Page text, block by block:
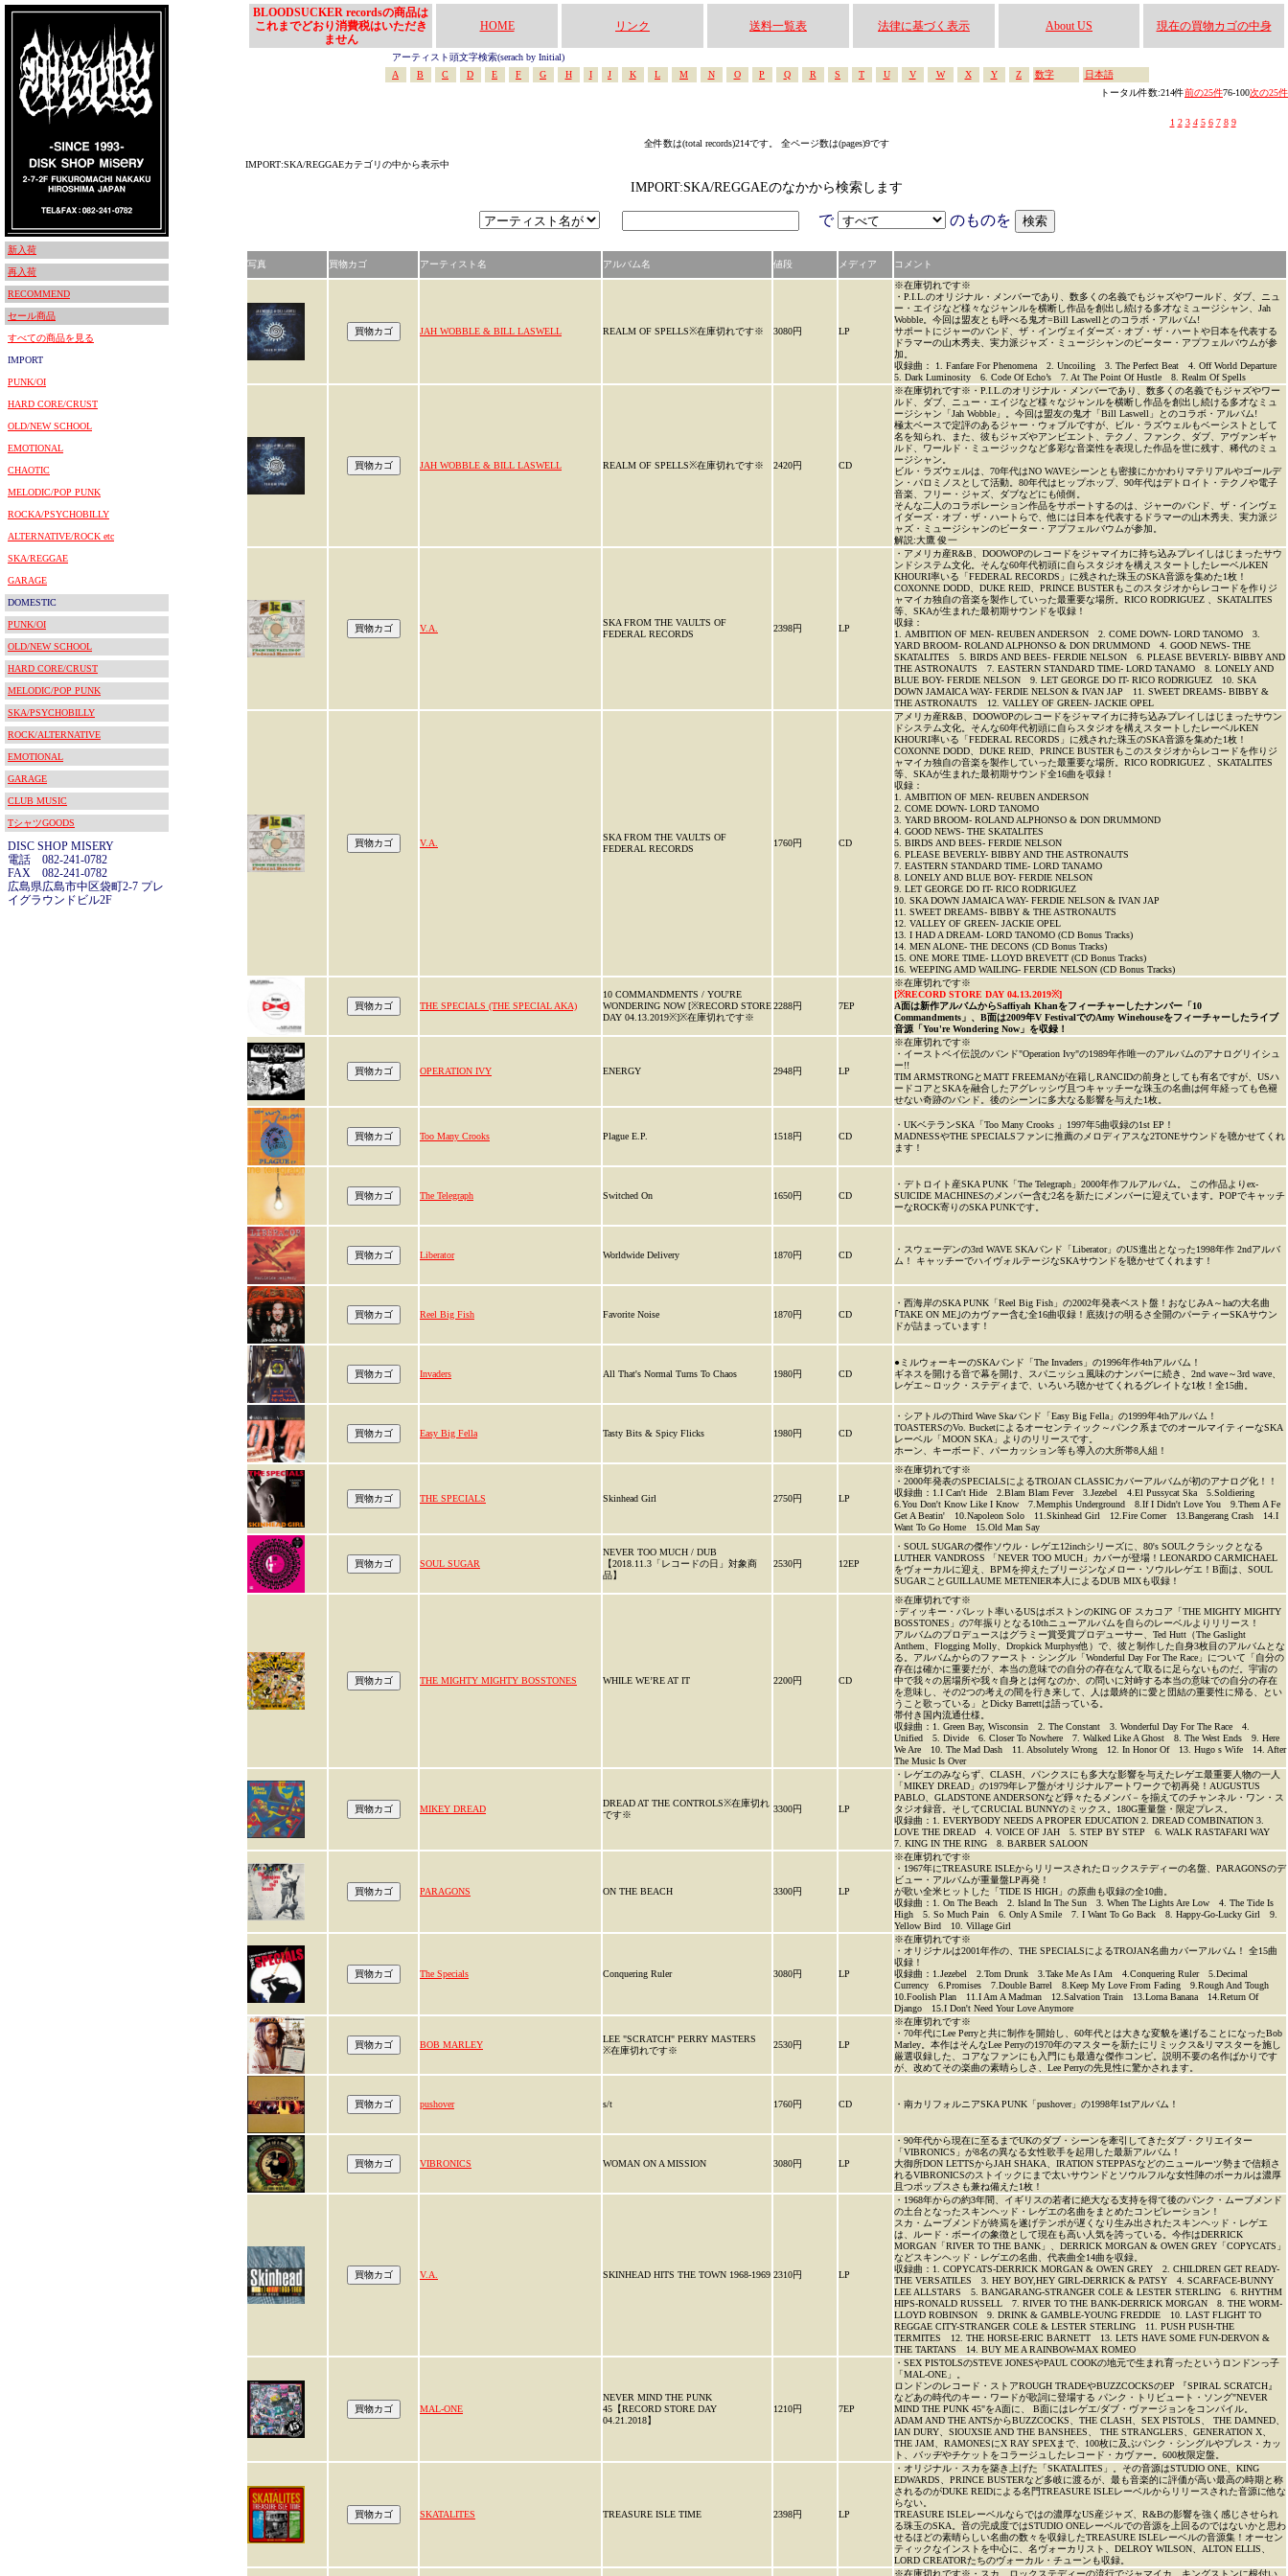
新入荷
再入荷
RECOMMEND
セール商品
すべての商品を見る
IMPORT
PUNK/OI
HARD CORE/CRUST
OLD/NEW SCHOOL
EMOTIONAL
CHAOTIC
MELODIC/POP PUNK
ROCKA/PSYCHOBILLY
ALTERNATIVE/ROCK etc
SKA/REGGAE
GARAGE
DOMESTIC
PUNK/OI
OLD/NEW SCHOOL
HARD CORE/CRUST
MELODIC/POP PUNK
SKA/PSYCHOBILLY
ROCK/ALTERNATIVE
EMOTIONAL
GARAGE
CLUB MUSIC
TシャツGOODS
DISC SHOP MISERY
電話 082-241-0782
FAX 082-241-0782
広島県広島市中区袋町2-7 プレ
イグラウンドビル2F
BLOODSUCKER recordsの商品は
これまでどおり消費税はいただき
ません
HOME リンク 送料一覧表 法律に基づく表示 About US 現在の買物カゴの中身
アーティスト頭文字検索(serach by Initial)
A
B C D E F G H I J K L M N O P Q R S T U V W X Y Z 数字
日本語
トータル件数:214件前の25件76-100次の25件
1 2 3 4 5 6 7 8 9
全件数は(total records)214です。 全ページ数は(pages)9です
IMPORT:SKA/REGGAEカテゴリの中から表示中
IMPORT:SKA/REGGAEのなかから検索します
で のものを
写真 買物カゴ アーティスト名 アルバム名 値段 メディア コメント
JAH WOBBLE & BILL LASWELL REALM OF SPELLS※在庫切れです※ 3080円 LP
※在庫切れです※
・P.I.L.のオリジナル・メンバーであり、数多くの名義でもジャズやワールド、ダブ、ニュ
ー・エイジなど様々なジャンルを横断し作品を創出し続ける多才なミュージシャン、Jah
Wobble。今回は盟友とも呼べる鬼才=Bill Laswellとのコラボ・アルバム!
サポートにジャーのバンド、ザ・インヴェイダーズ・オブ・ザ・ハートや日本を代表する
ドラマーの山木秀夫、実力派ジャズ・ミュージシャンのピーター・アプフェルバウムが参
加。
収録曲： 1. Fanfare For Phenomena 2. Uncoiling 3. The Perfect Beat 4. Off World Departure
5. Dark Luminosity 6. Code Of Echo’s 7. At The Point Of Hustle 8. Realm Of Spells
JAH WOBBLE & BILL LASWELL REALM OF SPELLS※在庫切れです※ 2420円 CD
※在庫切れです※・P.I.L.のオリジナル・メンバーであり、数多くの名義でもジャズやワー
ルド、ダブ、ニュー・エイジなど様々なジャンルを横断し作品を創出し続ける多才なミュ
ージシャン「Jah Wobble」。今回は盟友の鬼才「Bill Laswell」とのコラボ・アルバム!
極太ベースで定評のあるジャー・ウォブルですが、ビル・ラズウェルもベーシストとして
名を知られ、また、彼もジャズやアンビエント、テクノ、ファンク、ダブ、アヴァンギャ
ルド、ワールド・ミュージックなど多彩な音楽性を表現した作品を世に残す、稀代のミュ
ージシャン。
ビル・ラズウェルは、70年代はNO WAVEシーンとも密接にかかわりマテリアルやゴールデ
ン・パロミノスとして活動。80年代はヒップホップ、90年代はデトロイト・テクノや電子
音楽、フリー・ジャズ、ダブなどにも傾倒。
そんな二人のコラボレーション作品をサポートするのは、ジャーのバンド、ザ・インヴェ
イダーズ・オブ・ザ・ハートらで、他には日本を代表するドラマーの山木秀夫、実力派ジ
ャズ・ミュージシャンのピーター・アプフェルバウムが参加。
解説:大鷹 俊一
V.A.
SKA FROM THE VAULTS OF
FEDERAL RECORDS
2398円 LP
・アメリカ産R&B、DOOWOPのレコードをジャマイカに持ち込みプレイしはじまったサウ
ンドシステム文化。そんな60年代初頭に自らスタジオを構えスタートしたレーベルKEN
KHOURI率いる「FEDERAL RECORDS」に残された珠玉のSKA音源を集めた1枚！
COXONNE DODD、DUKE REID、PRINCE BUSTERもこのスタジオからレコードを作りジ
ャマイカ独自の音楽を製作していった最重要な場所。RICO RODRIGUEZ 、SKATALITES
等、SKAが生まれた最初期サウンドを収録！
収録：
1. AMBITION OF MEN- REUBEN ANDERSON 2. COME DOWN- LORD TANOMO 3.
YARD BROOM- ROLAND ALPHONSO & DON DRUMMOND 4. GOOD NEWS- THE
SKATALITES 5. BIRDS AND BEES- FERDIE NELSON 6. PLEASE BEVERLY- BIBBY AND
THE ASTRONAUTS 7. EASTERN STANDARD TIME- LORD TANAMO 8. LONELY AND
BLUE BOY- FERDIE NELSON 9. LET GEORGE DO IT- RICO RODRIGUEZ 10. SKA
DOWN JAMAICA WAY- FERDIE NELSON & IVAN JAP 11. SWEET DREAMS- BIBBY &
THE ASTRONAUTS 12. VALLEY OF GREEN- JACKIE OPEL
V.A.
SKA FROM THE VAULTS OF
FEDERAL RECORDS
1760円 CD
アメリカ産R&B、DOOWOPのレコードをジャマイカに持ち込みプレイしはじまったサウン
ドシステム文化。そんな60年代初頭に自らスタジオを構えスタートしたレーベルKEN
KHOURI率いる「FEDERAL RECORDS」に残された珠玉のSKA音源を集めた1枚！
COXONNE DODD、DUKE REID、PRINCE BUSTERもこのスタジオからレコードを作りジ
ャマイカ独自の音楽を製作していった最重要な場所。RICO RODRIGUEZ 、SKATALITES
等、SKAが生まれた最初期サウンド全16曲を収録！
収録：
1. AMBITION OF MEN- REUBEN ANDERSON
2. COME DOWN- LORD TANOMO
3. YARD BROOM- ROLAND ALPHONSO & DON DRUMMOND
4. GOOD NEWS- THE SKATALITES
5. BIRDS AND BEES- FERDIE NELSON
6. PLEASE BEVERLY- BIBBY AND THE ASTRONAUTS
7. EASTERN STANDARD TIME- LORD TANAMO
8. LONELY AND BLUE BOY- FERDIE NELSON
9. LET GEORGE DO IT- RICO RODRIGUEZ
10. SKA DOWN JAMAICA WAY- FERDIE NELSON & IVAN JAP
11. SWEET DREAMS- BIBBY & THE ASTRONAUTS
12. VALLEY OF GREEN- JACKIE OPEL
13. I HAD A DREAM- LORD TANOMO (CD Bonus Tracks)
14. MEN ALONE- THE DECONS (CD Bonus Tracks)
15. ONE MORE TIME- LLOYD BREVETT (CD Bonus Tracks)
16. WEEPING AMD WAILING- FERDIE NELSON (CD Bonus Tracks)
THE SPECIALS (THE SPECIAL AKA)
10 COMMANDMENTS / YOU'RE
WONDERING NOW [※RECORD STORE
DAY 04.13.2019※]※在庫切れです※
2288円 7EP
※在庫切れです※
[※RECORD STORE DAY 04.13.2019※]
A面は新作アルバムからSaffiyah Khanをフィーチャーしたナンバー「10
Commandments」、B面は2009年V FestivalでのAmy Winehouseをフィーチャーしたライブ
音源「You're Wondering Now」を収録！
OPERATION IVY ENERGY 2948円 LP
※在庫切れです※
・イーストベイ伝説のバンド"Operation Ivy"の1989年作唯一のアルバムのアナログリイシュ
ー!!
TIM ARMSTRONGとMATT FREEMANが在籍しRANCIDの前身としても有名ですが、USハ
ードコアとSKAを融合したアグレッシヴ且つキャッチーな珠玉の名曲は何年経っても色褪
せない奇跡のバンド。後のシーンに多大なる影響を与えた1枚。
Too Many Crooks Plague E.P. 1518円 CD
・UKベテランSKA「Too Many Crooks 」1997年5曲収録の1st EP！
MADNESSやTHE SPECIALSファンに推薦のメロディアスな2TONEサウンドを聴かせてくれ
ます！
The Telegraph Switched On 1650円 CD
・デトロイト産SKA PUNK「The Telegraph」2000年作フルアルバム。 この作品よりex-
SUICIDE MACHINESのメンバー含む2名を新たにメンバーに迎えています。POPでキャッチ
ーなROCK寄りのSKA PUNKです。
Liberator Worldwide Delivery 1870円 CD
・スウェーデンの3rd WAVE SKAバンド「Liberator」のUS進出となった1998年作 2ndアルバ
ム！ キャッチーでハイヴォルテージなSKAサウンドを聴かせてくれます！
Reel Big Fish Favorite Noise 1870円 CD
・西海岸のSKA PUNK「Reel Big Fish」の2002年発表ベスト盤！おなじみA～haの大名曲
｢TAKE ON ME｣のカヴァー含む全16曲収録！底抜けの明るさ全開のパーティーSKAサウン
ドが詰まっています！
Invaders All That's Normal Turns To Chaos 1980円 CD
●ミルウォーキーのSKAバンド「The Invaders」の1996年作4thアルバム！
ギネスを開ける音で幕を開け、スパニッシュ風味のナンバーに続き、2nd wave～3rd wave、
レゲエ～ロック・ステディまで、いろいろ聴かせてくれるグレイトな1枚！全15曲。
Easy Big Fella Tasty Bits & Spicy Flicks 1980円 CD
・シアトルのThird Wave Skaバンド「Easy Big Fella」の1999年4thアルバム！
TOASTERSのVo. Bucketによるオーセンティック～パンク系までのオールマイティーなSKA
レーベル「MOON SKA」よりのリリースです。
ホーン、キーボード、パーカッション等も導入の大所帯8人組！
THE SPECIALS Skinhead Girl 2750円 LP
※在庫切れです※
・2000年発表のSPECIALSによるTROJAN CLASSICカバーアルバムが初のアナログ化！！
収録曲：1.I Can't Hide 2.Blam Blam Fever 3.Jezebel 4.El Pussycat Ska 5.Soldiering
6.You Don't Know Like I Know 7.Memphis Underground 8.If I Didn't Love You 9.Them A Fe
Get A Beatin' 10.Napoleon Solo 11.Skinhead Girl 12.Fire Corner 13.Bangerang Crash 14.I
Want To Go Home 15.Old Man Say
SOUL SUGAR
NEVER TOO MUCH / DUB
【2018.11.3「レコードの日」対象商
品】
2530円 12EP
・SOUL SUGARの傑作ソウル・レゲエ12inchシリーズに、80's SOULクラシックとなる
LUTHER VANDROSS 「NEVER TOO MUCH」カバーが登場！LEONARDO CARMICHAEL
をヴォーカルに迎え、BPMを抑えたブリージンなメロー・ソウルレゲエ！B面は、SOUL
SUGARことGUILLAUME METENIER本人によるDUB MIXも収録！
THE MIGHTY MIGHTY BOSSTONES WHILE WE’RE AT IT 2200円 CD
※在庫切れです※
･ディッキー・バレット率いるUSはボストンのKING OF スカコア「THE MIGHTY MIGHTY
BOSSTONES」の7年振りとなる10thニューアルバムを自らのレーベルよりリリース！
アルバムのプロデュースはグラミー賞受賞プロデューサー、Ted Hutt（The Gaslight
Anthem、Flogging Molly、Dropkick Murphys他）で、彼と制作した自身3枚目のアルバムとな
る。アルバムからのファースト・シングル「Wonderful Day For The Race」について「自分の
存在は確かに重要だが、本当の意味での自分の存在なんて取るに足らないものだ。宇宙の
中で我々の居場所や我々自身とは何なのか、の問いに対峙する本当の意味での自分の存在
を意味し、その2つの考えの間を行き来して、人は最終的に愛と団結の重要性に帰る、とい
うこと歌っている」とDicky Barrettは語っている。
帯付き国内流通仕様。
収録曲：1. Green Bay, Wisconsin 2. The Constant 3. Wonderful Day For The Race 4.
Unified 5. Divide 6. Closer To Nowhere 7. Walked Like A Ghost 8. The West Ends 9. Here
We Are 10. The Mad Dash 11. Absolutely Wrong 12. In Honor Of 13. Hugo s Wife 14. After
The Music Is Over
MIKEY DREAD
DREAD AT THE CONTROLS※在庫切れ
です※
3300円 LP
・レゲエのみならず、CLASH、パンクスにも多大な影響を与えたレゲエ最重要人物の一人
「MIKEY DREAD」の1979年レア盤がオリジナルアートワークで初再発！AUGUSTUS
PABLO、GLADSTONE ANDERSONなど錚々たるメンバ－を揃えてのチャンネル・ワン・ス
タジオ録音。そしてCRUCIAL BUNNYのミックス。180G重量盤・限定プレス。
収録曲：1. EVERYBODY NEEDS A PROPER EDUCATION 2. DREAD COMBINATION 3.
LOVE THE DREAD 4. VOICE OF JAH 5. STEP BY STEP 6. WALK RASTAFARI WAY
7. KING IN THE RING 8. BARBER SALOON
PARAGONS ON THE BEACH 3300円 LP
※在庫切れです※
・1967年にTREASURE ISLEからリリースされたロックステディーの名盤、PARAGONSのデ
ビュー・アルバムが重量盤LP再発！
が歌い全米ヒットした「TIDE IS HIGH」の原曲も収録の全10曲。
収録曲：1. On The Beach 2. Island In The Sun 3. When The Lights Are Low 4. The Tide Is
High 5. So Much Pain 6. Only A Smile 7. I Want To Go Back 8. Happy-Go-Lucky Girl 9.
Yellow Bird 10. Village Girl
The Specials Conquering Ruler 3080円 LP
※在庫切れです※
・オリジナルは2001年作の、THE SPECIALSによるTROJAN名曲カバーアルバム！ 全15曲
収録！
収録曲：1.Jezebel 2.Tom Drunk 3.Take Me As I Am 4.Conquering Ruler 5.Decimal
Currency 6.Promises 7.Double Barrel 8.Keep My Love From Fading 9.Rough And Tough
10.Foolish Plan 11.I Am A Madman 12.Salvation Train 13.Lorna Banana 14.Return Of
Django 15.I Don't Need Your Love Anymore
BOB MARLEY
LEE "SCRATCH" PERRY MASTERS
※在庫切れです※
2530円 LP
※在庫切れです※
・70年代にLee Perryと共に制作を開始し、60年代とは大きな変貌を遂げることになったBob
Marley。本作はそんなLee Perryの1970年のマスターを新たにリミックス&リマスターを施し
厳選収録した、コアなファンにも入門にも最適な傑作コンピ。説明不要の名作ばかりです
が、改めてその楽曲の素晴らしさ、Lee Perryの先見性に驚かされます。
pushover s/t 1760円 CD ・南カリフォルニアSKA PUNK「pushover」の1998年1stアルバム！
VIBRONICS WOMAN ON A MISSION 3080円 LP
・90年代から現在に至るまでUKのダブ・シーンを牽引してきたダブ・クリエイター
「VIBRONICS」が8名の異なる女性歌手を起用した最新アルバム！
大御所DON LETTSからJAH SHAKA、IRATION STEPPASなどのニュールーツ勢まで信頼さ
れるVIBRONICSのストイックにまで太いサウンドとソウルフルな女性陣のボーカルは濃厚
且つポップスさも兼ね備えた1枚！
V.A. SKINHEAD HITS THE TOWN 1968-1969 2310円 LP
・1968年からの約3年間、イギリスの若者に絶大なる支持を得て後のパンク・ムーブメンド
の土台となったスキンヘッド・レゲエの名曲をまとめたコンピレーション！
スカ・ムーブメンドが終焉を遂げテンポが遅くなり生み出されたスキンヘッド・レゲエ
は、ルード・ボーイの象徴として現在も高い人気を誇っている。今作はDERRICK
MORGAN「RIVER TO THE BANK」、DERRICK MORGAN & OWEN GREY「COPYCATS」
などスキンヘッド・レゲエの名曲、代表曲全14曲を収録。
収録曲：1. COPYCATS-DERRICK MORGAN & OWEN GREY 2. CHILDREN GET READY-
THE VERSATILES 3. HEY BOY,HEY GIRL-DERRICK & PATSY 4. SCARFACE-BUNNY
LEE ALLSTARS 5. BANGARANG-STRANGER COLE & LESTER STERLING 6. RHYTHM
HIPS-RONALD RUSSELL 7. RIVER TO THE BANK-DERRICK MORGAN 8. THE WORM-
LLOYD ROBINSON 9. DRINK & GAMBLE-YOUNG FREDDIE 10. LAST FLIGHT TO
REGGAE CITY-STRANGER COLE & LESTER STERLING 11. PUSH PUSH-THE
TERMITES 12. THE HORSE-ERIC BARNETT 13. LETS HAVE SOME FUN-DERVON &
THE TARTANS 14. BUY ME A RAINBOW-MAX ROMEO
MAL-ONE
NEVER MIND THE PUNK
45【RECORD STORE DAY
04.21.2018】
1210円 7EP
・SEX PISTOLSのSTEVE JONESやPAUL COOKの地元で生まれ育ったというロンドンっ子
「MAL-ONE」。
ロンドンのレコード・ストアROUGH TRADEやBUZZCOCKSのEP 『SPIRAL SCRATCH』
などあの時代のキー・ワードが歌詞に登場する パンク・トリビュート・ソング"NEVER
MIND THE PUNK 45"をA面に、 B面にはレゲエ/ダブ・ヴァージョンをコンパイル。
ADAM AND THE ANTSからBUZZCOCKS、THE CLASH、SEX PISTOLS、 THE DAMNED、
IAN DURY、SIOUXSIE AND THE BANSHEES、 THE STRANGLERS、GENERATION X、
THE JAM、RAMONESにX RAY SPEXまで、100枚に及ぶパンク・シングルやプレス・カッ
ト、バッヂやチケットをコラージュしたレコード・カヴァー。600枚限定盤。
SKATALITES TREASURE ISLE TIME 2398円 LP
・オリジナル・スカを築き上げた「SKATALITES」。その音源はSTUDIO ONE、KING
EDWARDS、PRINCE BUSTERなど多岐に渡るが、最も音楽的に評価が高い最高の時期と称
されるのがDUKE REIDによる名門TREASURE ISLEレーベルからリリースされた音源に他な
らない。
TREASURE ISLEレーベルならではの濃厚なUS産ジャズ、R&Bの影響を強く感じさせられ
る珠玉のSKA。音の完成度ではSTUDIO ONEレーベルでの音源を上回るのではないかと思わ
せるほどの素晴らしい名曲の数々を収録したTREASURE ISLEレーベルの音源集！オーセン
ティックなインストを中心に、名ヴォーカリスト、DELROY WILSON、ALTON ELLIS、
LORD CREATORたちのヴォーカル・チューンも収録。
※在庫切れです※・スカ、ロックステディーの流行でジャマイカ、キングストンに根付い